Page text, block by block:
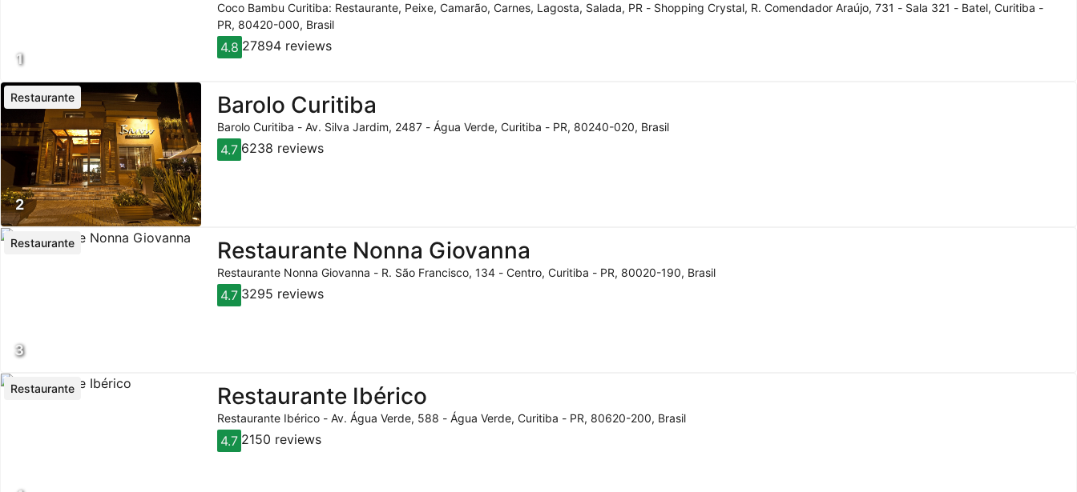
1
Coco Bambu Curitiba: Restaurante, Peixe, Camarão, Carnes, Lagosta, Salada, PR - Shopping Crystal, R. Comendador Araújo, 731 - Sala 321 - Batel, Curitiba -
PR, 80420-000, Brasil
4.8 27894 reviews
2
Barolo Curitiba
Restaurante
Barolo Curitiba - Av. Silva Jardim, 2487 - Água Verde, Curitiba - PR, 80240-020, Brasil
4.7 6238 reviews
3
Restaurante Nonna Giovanna
Restaurante
Restaurante Nonna Giovanna - R. São Francisco, 134 - Centro, Curitiba - PR, 80020-190, Brasil
4.7 3295 reviews
Restaurante Ibérico
Restaurante
Restaurante Ibérico - Av. Água Verde, 588 - Água Verde, Curitiba - PR, 80620-200, Brasil
4.7 2150 reviews